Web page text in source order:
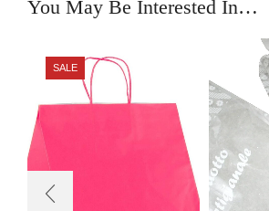
You May Be Interested In…
SALE